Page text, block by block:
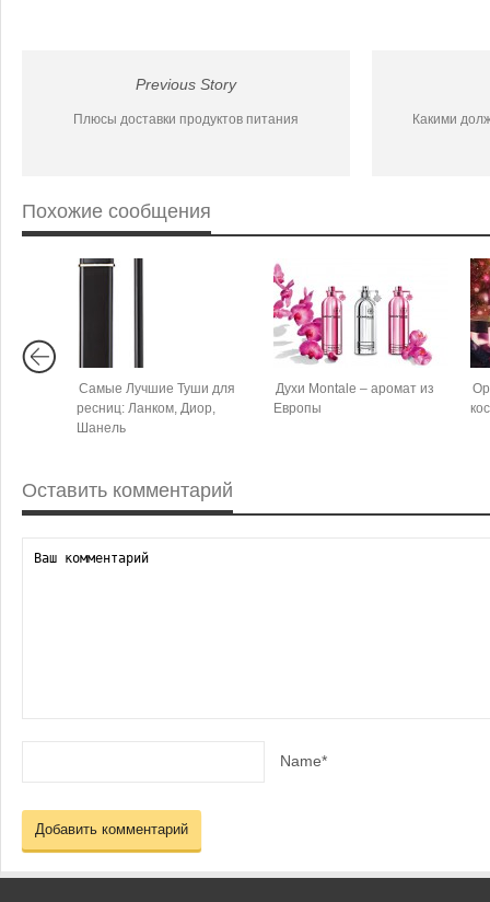
Previous Story
Плюсы доставки продуктов питания Какими
Похожие сообщения
Самые Лучшие Туши для
ресниц: Ланком, Диор,
Шанель
Духи Montale – аромат из
Европы
Оставить комментарий
Name*